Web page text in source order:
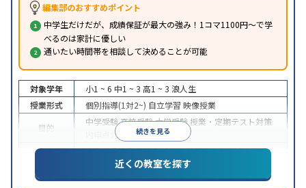
編集部のおすすめポイント
中学生だけだが、成績保証が最大の強み！1コマ1100円～で学
べるのは家計に優しい
通いたい時間帯を相談して決めることが可能
続きを見る
対象学年 小1 ~ 6 中1 ~ 3 高1 ~ 3 浪人生
授業形式
個別指導(1対2~) 自立学習 映像授業
目的
中学受験高校受験大学受験 授業・定期テスト対策
内申点対策
学習習慣の定着
中高一貫校生に対応成績保証制度あり授業の振替
1科目から受講可能 季節講習のみの受講可
※2023年3月調査。小学校高学年の個別指導塾アンケート調査方法を参
近くの教室を探す